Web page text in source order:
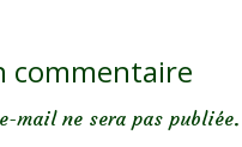
commentaire
mail ne sera pas publiée.